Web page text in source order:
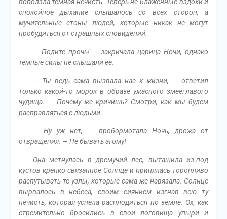
спокойное дыхание слышалось со всех сторон, а
мучительные стоны людей, которые никак не могут
пробудиться от страшных сновидений.
— Подите прочь! — закричала царица Ночи, однако
темные силы не слышали ее.
— Ты ведь сама вызвала нас к жизни, — ответил
только какой-то морок в образе ужасного змееглавого
чудища. — Почему же кричишь? Смотри, как мы будем
расправляться с людьми.
— Ну уж нет, — пробормотала Ночь, дрожа от
отвращения. — Не бывать этому!
Она метнулась в дремучий лес, вытащила из-под
кустов крепко связанное Солнце и принялась торопливо
распутывать те узлы, которые сама же навязала. Солнце
вырвалось в небеса, своим сиянием изгнав всю ту
нечисть, которая успела расплодиться по земле. Ох, как
стремительно бросились в свои логовища упыри и